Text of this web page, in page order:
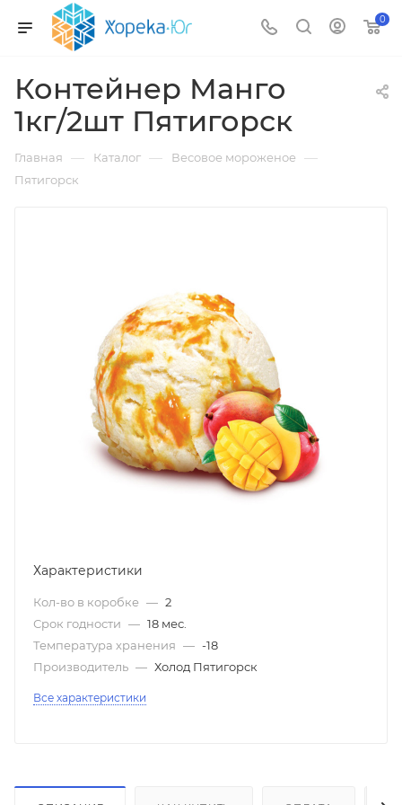
0
Контейнер Манго
1кг/2шт Пятигорск
Главная — Каталог — Весовое мороженое —
Пятигорск
Характеристики
Кол-во в коробке — 2
Срок годности — 18 мес.
Температура хранения — -18
Производитель — Холод Пятигорск
Все характеристики